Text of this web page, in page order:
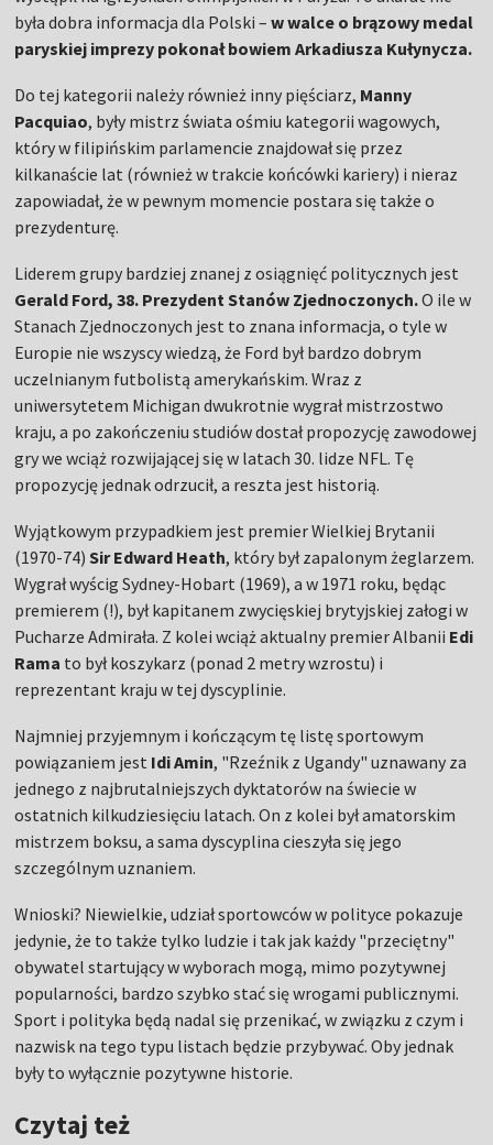
była dobra informacja dla Polski –w walce o brązowy medal
paryskiej imprezy pokonał bowiem Arkadiusza Kułynycza.
Do tej kategorii należy również inny pięściarz, Manny
Pacquiao, były mistrz świata ośmiu kategorii wagowych,
który w filipińskim parlamencie znajdował się przez
kilkanaście lat (również w trakcie końcówki kariery) i nieraz
zapowiadał, że w pewnym momencie postara się także o
prezydenturę.
Liderem grupy bardziej znanej z osiągnięć politycznych jest
Gerald Ford, 38. Prezydent Stanów Zjednoczonych.O ile w
Stanach Zjednoczonych jest to znana informacja, o tyle w
Europie nie wszyscy wiedzą, że Ford był bardzo dobrym
uczelnianym futbolistą amerykańskim. Wraz z
uniwersytetem Michigan dwukrotnie wygrał mistrzostwo
kraju, a po zakończeniu studiów dostał propozycję zawodowej
gry we wciąż rozwijającej się w latach 30. lidze NFL. Tę
propozycję jednak odrzucił, a reszta jest historią.
Wyjątkowym przypadkiem jest premier Wielkiej Brytanii
(1970-74)Sir Edward Heath, który był zapalonym żeglarzem.
Wygrał wyścig Sydney-Hobart (1969), a w 1971 roku, będąc
premierem (!), był kapitanem zwycięskiej brytyjskiej załogi w
Pucharze Admirała. Z kolei wciąż aktualny premier Albanii Edi
Rama to był koszykarz (ponad 2 metry wzrostu) i
reprezentant kraju w tej dyscyplinie.
Najmniej przyjemnym i kończącym tę listę sportowym
powiązaniem jest Idi Amin, "Rzeźnik z Ugandy" uznawany za
jednego z najbrutalniejszych dyktatorów na świecie w
ostatnich kilkudziesięciu latach. On z kolei był amatorskim
mistrzem boksu, a sama dyscyplina cieszyła się jego
szczególnym uznaniem.
Wnioski? Niewielkie, udział sportowców w polityce pokazuje
jedynie, że to także tylko ludzie i tak jak każdy "przeciętny"
obywatel startujący w wyborach mogą, mimo pozytywnej
popularności, bardzo szybko stać się wrogami publicznymi.
Sport i polityka będą nadal się przenikać, w związku z czym i
nazwisk na tego typu listach będzie przybywać. Oby jednak
były to wyłącznie pozytywne historie.
Czytaj też